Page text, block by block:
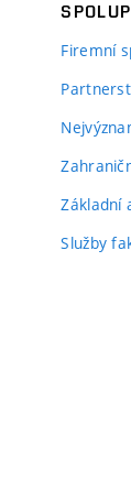
Firemní
Základní
Služby